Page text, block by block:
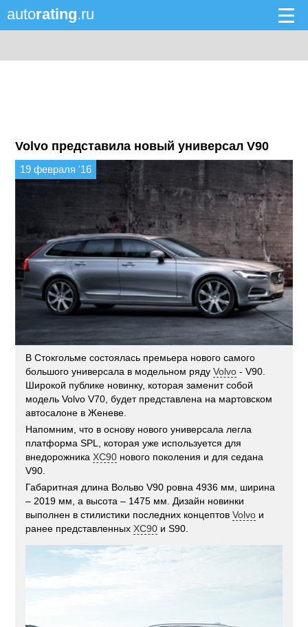
autorating.ru
Volvo представила новый универсал V90
19 февраля '16
В Стокгольме состоялась премьера нового самого
большого универсала в модельном рядуVolvo - V90.
Широкой публике новинку, которая заменит собой
модель Volvo V70, будет представлена на мартовском
автосалоне в Женеве.
Напомним, что в основу нового универсала легла
платформа SPL, которая уже используется для
внедорожника XC90 нового поколения и для седана
V90.
Габаритная длина Вольво V90 ровна 4936 мм, ширина
– 2019 мм, а высота – 1475 мм. Дизайн новинки
выполнен в стилистики последних концептовVolvo и
ранее представленных XC90 и S90.